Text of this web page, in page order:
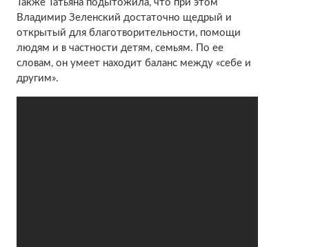
Также Татьяна подытожила, что при этом
Владимир Зеленский достаточно щедрый и
открытый для благотворительности, помощи
людям и в частности детям, семьям. По ее
словам, он умеет находит баланс между «себе и
другим».